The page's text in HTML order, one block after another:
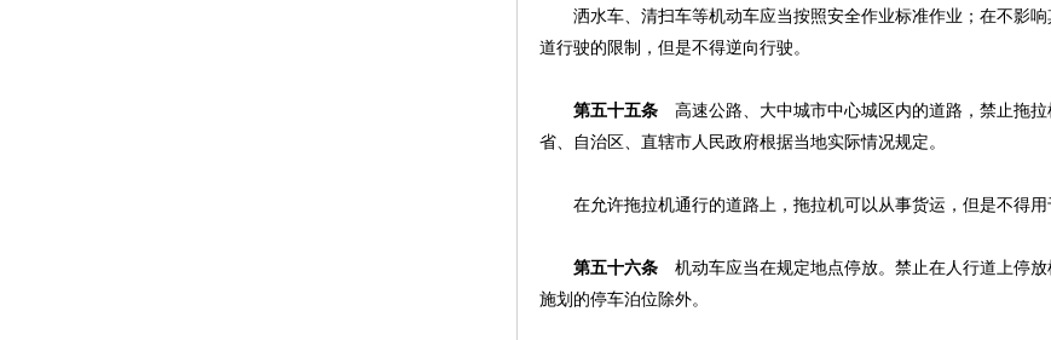
洒水车、清扫车等机动车应当按照安全作业标准作业；在不影响
道行驶的限制，但是不得逆向行驶。
第五十五条 高速公路、大中城市中心城区内的道路，禁止拖
省、自治区、直辖市人民政府根据当地实际情况规定。
在允许拖拉机通行的道路上，拖拉机可以从事货运，但是不得用
第五十六条 机动车应当在规定地点停放。禁止在人行道上停
施划的停车泊位除外。